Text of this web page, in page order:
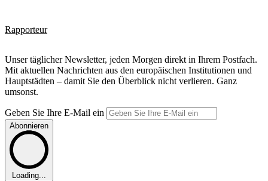
Rapporteur
Unser täglicher Newsletter, jeden Morgen direkt in Ihrem Postfach.
Mit aktuellen Nachrichten aus den europäischen Institutionen und
Hauptstädten – damit Sie den Überblick nicht verlieren. Ganz
umsonst.
Geben Sie Ihre E-Mail ein
Abonnieren
Loading...